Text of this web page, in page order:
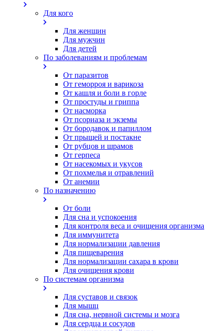
Для кого
Для женщин
Для мужчин
Для детей
По заболеваниям и проблемам
От паразитов
Oт геморроя и варикоза
От кашля и боли в горле
От простуды и гриппа
От насморка
Oт псориаза и экземы
От бородавок и папиллом
От прыщей и постакне
От рубцов и шрамов
От герпеса
От насекомых и укусов
От похмелья и отравлений
От анемии
По назначению
От боли
Для сна и успокоения
Для контроля веса и очищения организма
Для иммунитета
Для нормализации давления
Для пищеварения
Для нормализации сахара в крови
Для очищения крови
По системам организма
Для суставов и связок
Для мышц
Для сна, нервной системы и мозга
Для сердца и сосудов